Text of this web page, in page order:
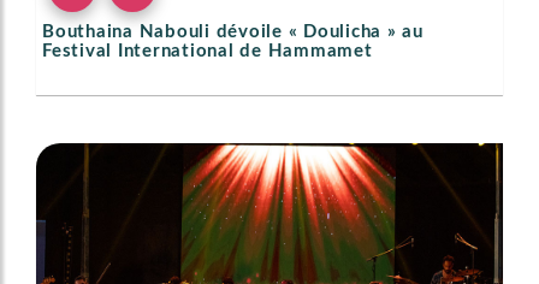
Bouthaina Nabouli dévoile « Doulicha » au
Festival International de Hammamet